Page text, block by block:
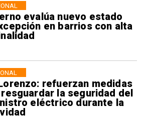
evalúa nuevo estado
en barrios con alta
refuerzan medidas
la seguridad del
eléctrico durante la